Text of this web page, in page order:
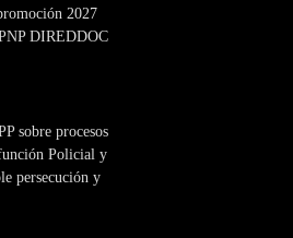
2027
DIREDDOC
sobre procesos
Policial y
persecución y